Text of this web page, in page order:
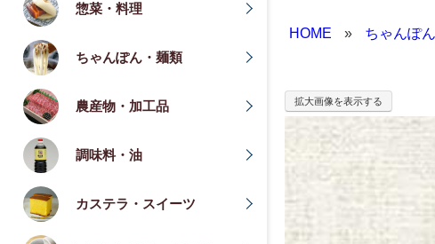
惣菜・料理
ちゃんぽん・麺類
農産物・加工品
調味料・油
カステラ・スイーツ
HOME » ちゃんぽ
拡大画像を表示する